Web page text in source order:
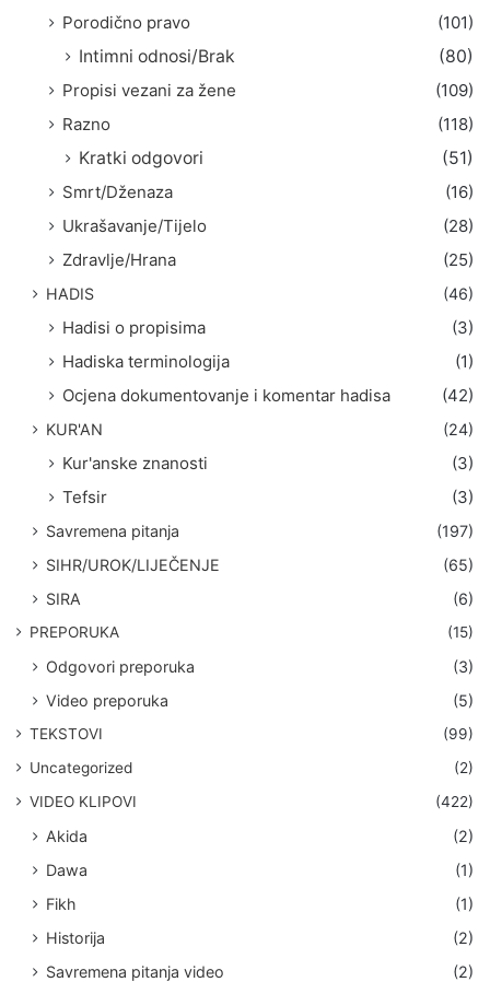
Porodično pravo
(101)
Intimni odnosi/Brak
(80)
Propisi vezani za žene
(109)
Razno
(118)
Kratki odgovori
(51)
Smrt/Dženaza
(16)
Ukrašavanje/Tijelo
(28)
Zdravlje/Hrana
(25)
HADIS (46)
Hadisi o propisima
(3)
Hadiska terminologija
(1)
Ocjena dokumentovanje i komentar hadisa
(42)
KUR'AN (24)
Kur'anske znanosti
(3)
Tefsir
(3)
Savremena pitanja
(197)
SIHR/UROK/LIJEČENJE
(65)
SIRA
(6)
PREPORUKA (15)
Odgovori preporuka
(3)
Video preporuka
(5)
TEKSTOVI
(99)
Uncategorized
(2)
VIDEO KLIPOVI
(422)
Akida
(2)
Dawa
(1)
Fikh
(1)
Historija
(2)
Savremena pitanja video
(2)